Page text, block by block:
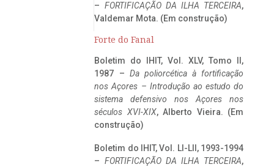
– FORTIFICAÇÃO DA ILHA TERCEIRA,
Valdemar Mota. (Em construção)
Forte do Fanal
Boletim do IHIT, Vol. XLV, Tomo II,
1987 – Da poliorcética à fortificação
nos Açores – Introdução ao estudo do
sistema defensivo nos Açores nos
séculos XVI-XIX, Alberto Vieira. (Em
construção)
Boletim do IHIT, Vol. LI-LII, 1993-1994
– FORTIFICAÇÃO DA ILHA TERCEIRA,